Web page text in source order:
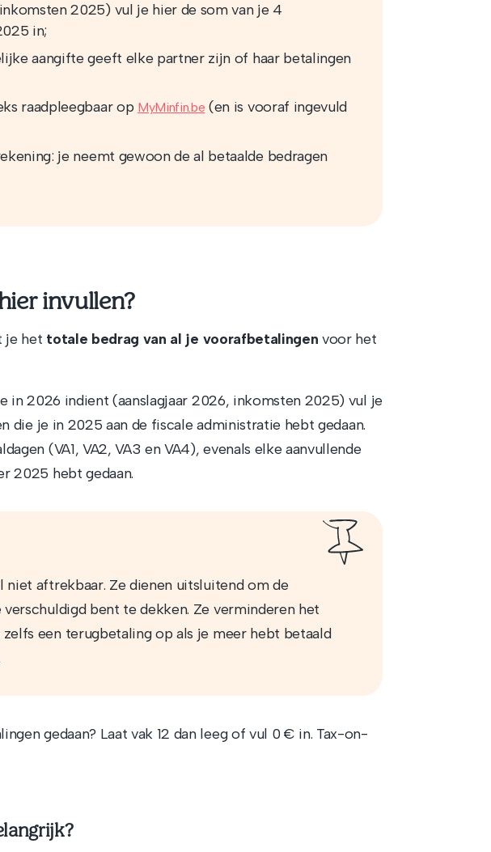
2025) vul je hier de som van je 4
in;
aangifte geeft elke partner zijn of haar betalingen
raadpleegbaar op MyMinfin.be (en is vooraf ingevuld
je neemt gewoon de al betaalde bedragen
invullen?
je het totale bedrag van al je voorafbetalingen voor het
in 2026 indient (aanslagjaar 2026, inkomsten 2025) vul je
die je in 2025 aan de fiscale administratie hebt gedaan.
(VA1, VA2, VA3 en VA4), evenals elke aanvullende
2025 hebt gedaan.
aftrekbaar. Ze dienen uitsluitend om de
bent te dekken. Ze verminderen het
een terugbetaling op als je meer hebt betaald
gedaan? Laat vak 12 dan leeg of vul 0 € in. Tax-on-